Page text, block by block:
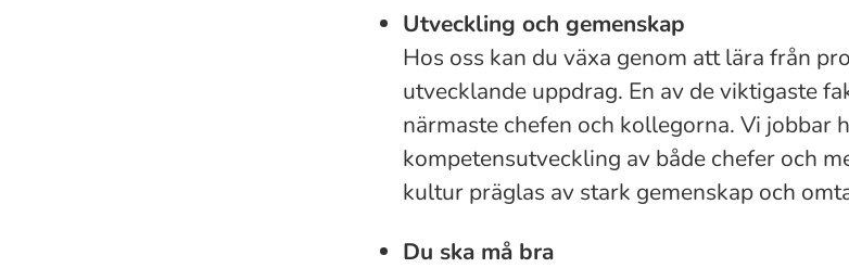
Utveckling och gemenskap
Hos oss kan du växa genom att lära från
utvecklande uppdrag. En av de viktigaste
närmaste chefen och kollegorna. Vi jobbar
kompetensutveckling av både chefer och
kultur präglas av stark gemenskap och
Du ska må bra